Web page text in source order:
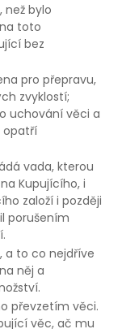
bylo
toto
bez
pro přepravu,
zvyklostí;
uchování věci a
opatří
vada, kterou
Kupujícího, i
založí i později
porušením
a to co nejdříve
něj a
převzetím věci.
věc, ač mu